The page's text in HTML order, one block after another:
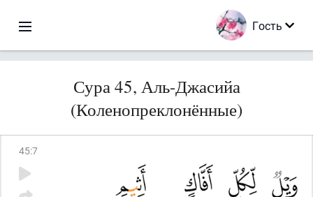
Гость
Сура 45, Аль-Джасийа
(Коленопреклонённые)
45:7